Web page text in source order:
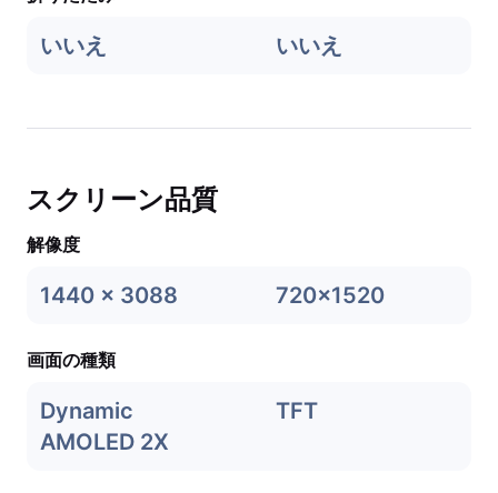
いいえ いいえ
スクリーン品質
解像度
1440 x 3088 720x1520
画面の種類
Dynamic
AMOLED 2X
TFT